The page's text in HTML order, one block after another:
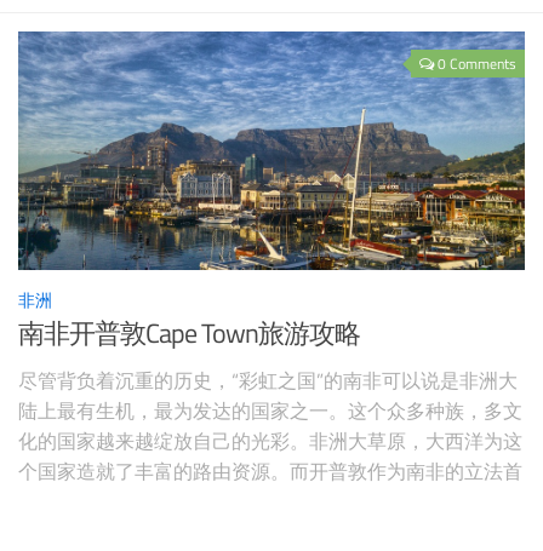
0 Comments
非洲
南非开普敦Cape Town旅游攻略
尽管背负着沉重的历史，“彩虹之国”的南非可以说是非洲大
陆上最有生机，最为发达的国家之一。这个众多种族，多文
化的国家越来越绽放自己的光彩。非洲大草原，大西洋为这
个国家造就了丰富的路由资源。而开普敦作为南非的立法首